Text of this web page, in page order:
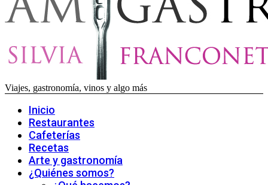
Viajes, gastronomía, vinos y algo más
Inicio
Restaurantes
Cafeterías
Recetas
Arte y gastronomía
¿Quiénes somos?